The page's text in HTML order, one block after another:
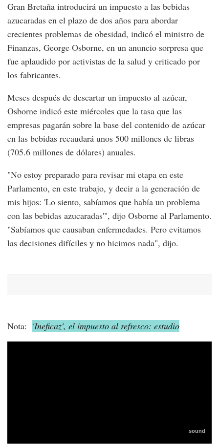
Gran Bretaña introducirá un impuesto a las bebidas
azucaradas en el plazo de dos años para abordar
crecientes problemas de obesidad, indicó el ministro de
Finanzas, George Osborne, en un anuncio sorpresa que
fue aplaudido por activistas de la salud y criticado por
los fabricantes.
Meses después de descartar un impuesto al azúcar,
Osborne indicó este miércoles que la tasa que las
empresas pagarán sobre la base del contenido de azúcar
en las bebidas recaudará unos 500 millones de libras
(705.6 millones de dólares) anuales.
"No estoy preparado para revisar mi etapa en este
Parlamento, en este trabajo, y decir a la generación de
mis hijos: 'Lo siento, sabíamos que había un problema
con las bebidas azucaradas'", dijo Osborne al Parlamento.
"Sabíamos que causaban enfermedades. Pero evitamos
las decisiones difíciles y no hicimos nada", dijo.
Nota: 'Ineficaz', el impuesto al refresco: estudio